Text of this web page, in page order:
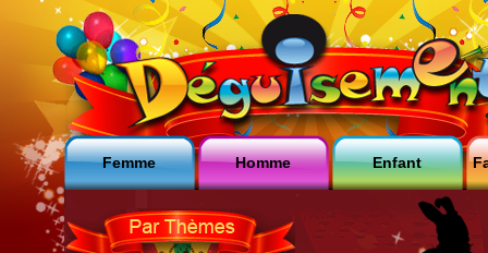
Femme Homme Enfant